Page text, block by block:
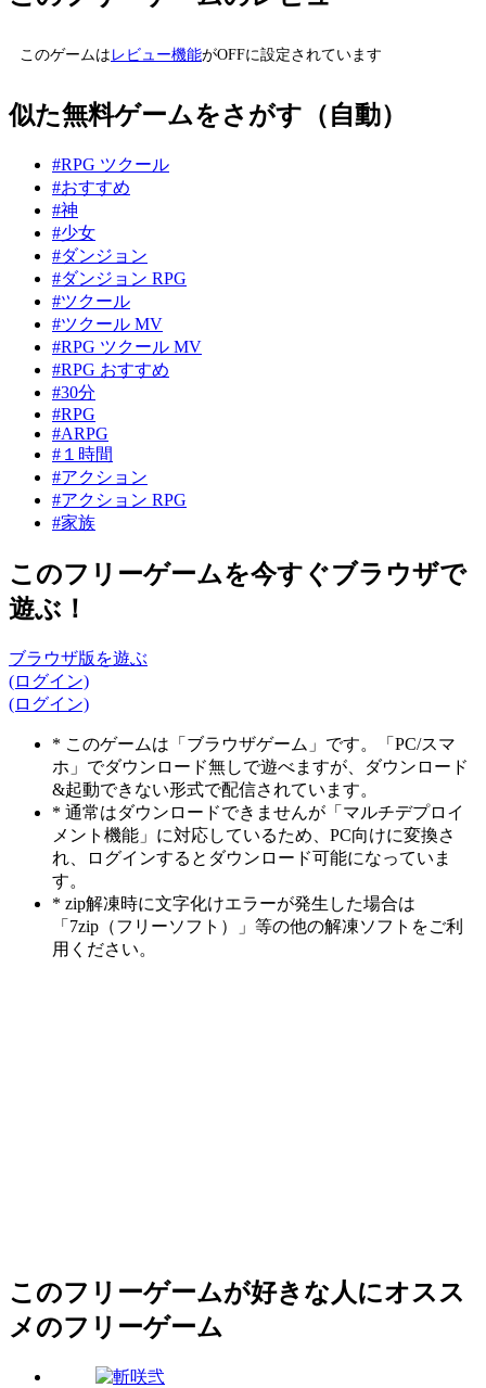
このゲームは レビュー機能がOFFに設定されています
似た無料ゲームをさがす（自動）
#RPG ツクール
#おすすめ
#神
#少女
#ダンジョン
#ダンジョン RPG
#ツクール
#ツクール MV
#RPG ツクール MV
#RPG おすすめ
#30分
#RPG
#ARPG
#１時間
#アクション
#アクション RPG
#家族
このフリーゲームを今すぐブラウザで
遊ぶ！
ブラウザ版を遊ぶ
(ログイン)
(ログイン)
* このゲームは「ブラウザゲーム」です。「PC/スマ
ホ」でダウンロード無しで遊べますが、ダウンロード
&起動できない形式で配信されています。
* 通常はダウンロードできませんが「マルチデプロイ
メント機能」に対応しているため、PC向けに変換さ
れ、ログインするとダウンロード可能になっていま
す。
* zip解凍時に文字化けエラーが発生した場合は
「7zip（フリーソフト）」等の他の解凍ソフトをご利
用ください。
このフリーゲームが好きな人にオスス
メのフリーゲーム